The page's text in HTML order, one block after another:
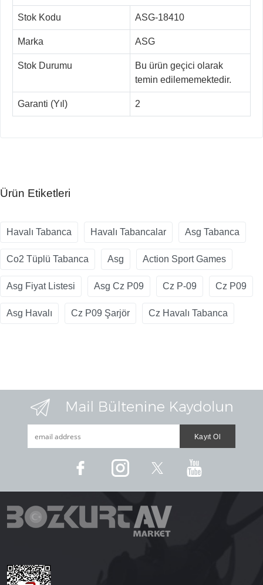
Stok Kodu ASG-18410
Marka ASG
Stok Durumu
Bu ürün geçici olarak
temin edilememektedir.
Garanti (Yıl) 2
Ürün Etiketleri
Havalı Tabanca Havalı Tabancalar Asg Tabanca
Co2 Tüplü Tabanca Asg Action Sport Games
Asg Fiyat Listesi Asg Cz P09 Cz P-09 Cz P09
Asg Havalı Cz P09 Şarjör Cz Havalı Tabanca